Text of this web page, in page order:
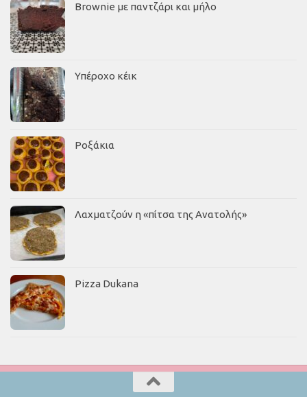
Brownie με παντζάρι και μήλο
Υπέροχο κέικ
Ροξάκια
Λαχματζούν η «πίτσα της Ανατολής»
Pizza Dukana